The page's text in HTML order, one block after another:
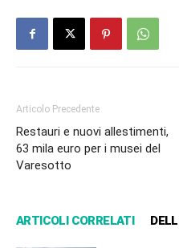
Articolo Precedente
Restauri e nuovi allestimenti,
63 mila euro per i musei del
Varesotto
ARTICOLI CORRELATI